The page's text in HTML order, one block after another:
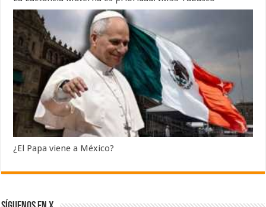
¿El Papa viene a México?